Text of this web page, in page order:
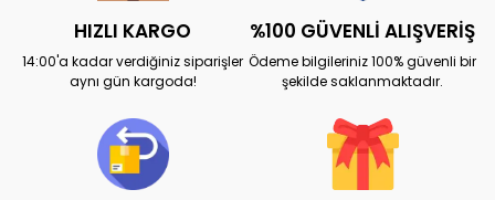
HIZLI KARGO
14:00'a kadar verdiğiniz siparişler
aynı gün kargoda!
%100 GÜVENLİ ALIŞVERİŞ
Ödeme bilgileriniz 100% güvenli bir
şekilde saklanmaktadır.